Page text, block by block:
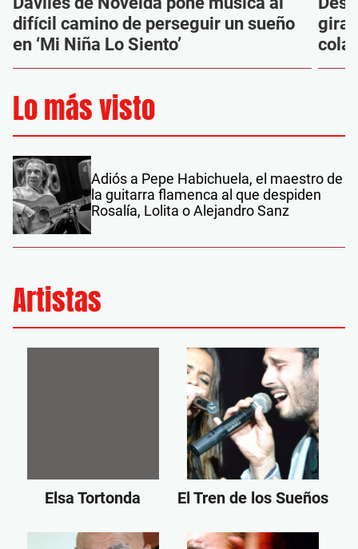
difícil camino de perseguir un sueño
en ‘Mi Niña Lo Siento’
gira
Lo más visto
Adiós a Pepe Habichuela, el maestro de
la guitarra flamenca al que despiden
Rosalía, Lolita o Alejandro Sanz
Artistas
Elsa Tortonda El Tren de los Sueños